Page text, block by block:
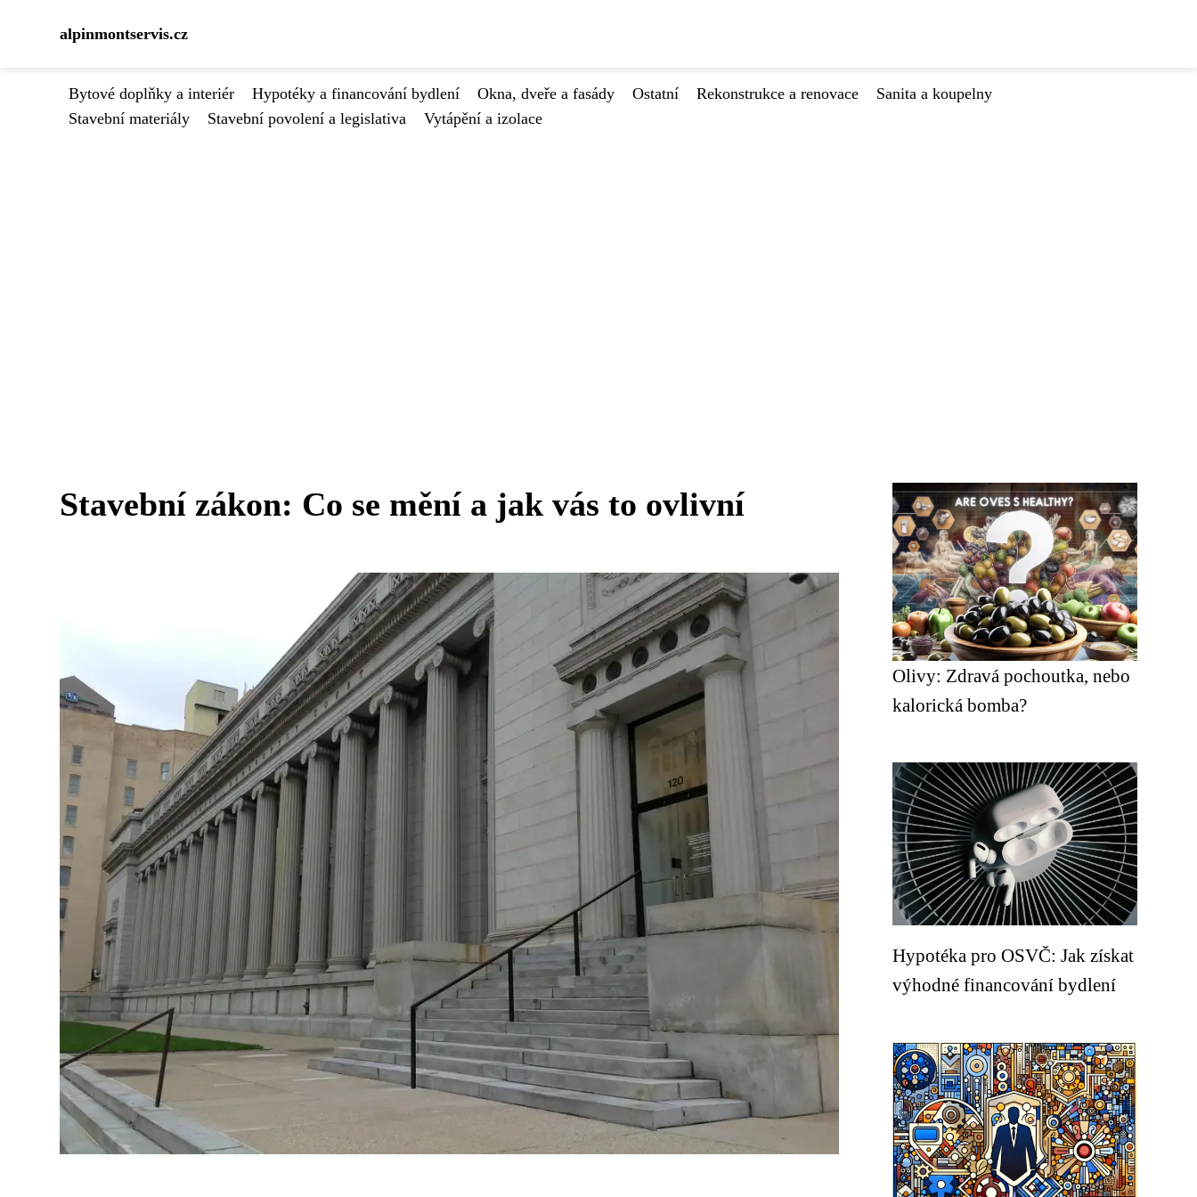
alpinmontservis.cz
Bytové doplňky a interiér Hypotéky a financování bydlení Okna, dveře a fasády Ostatní Rekonstrukce a renovace
Sanita a koupelny
Stavební materiály
Stavební povolení a legislativa Vytápění a izolace
Stavební zákon: Co se mění a jak vás to ovlivní
Olivy: Zdravá pochoutka, nebo
kalorická bomba?
Hypotéka pro OSVČ: Jak získat
výhodné financování bydlení